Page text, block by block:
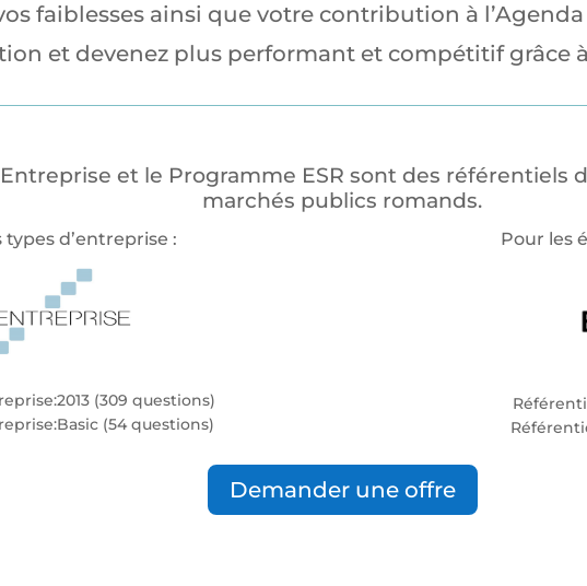
faiblesses ainsi que votre contribution à
et devenez plus performant et compétitif grâce
et le Programme ESR sont des référentiels
marchés publics romands.
d’entreprise :
(309 questions)
(54 questions)
Pour les
Demander une offre